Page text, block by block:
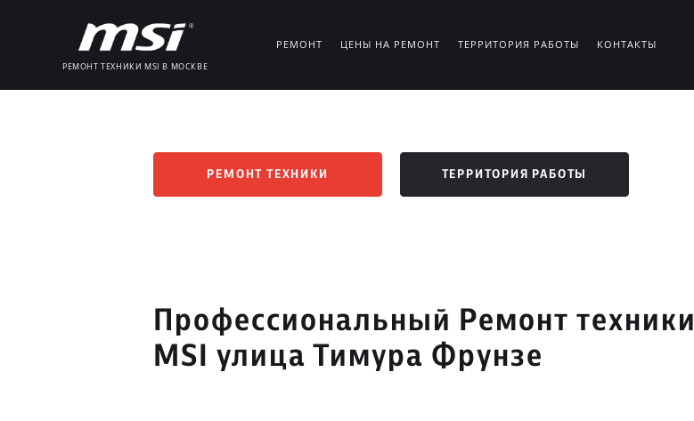
РЕМОНТ ТЕХНИКИ MSI В МОСКВЕ
РЕМОНТ ЦЕНЫ НА РЕМОНТ ТЕРРИТОРИЯ РАБОТЫ КОНТАКТЫ
РЕМОНТ ТЕХНИКИ ТЕРРИТОРИЯ РАБОТЫ
Профессиональный Ремонт техники
MSI улица Тимура Фрунзе